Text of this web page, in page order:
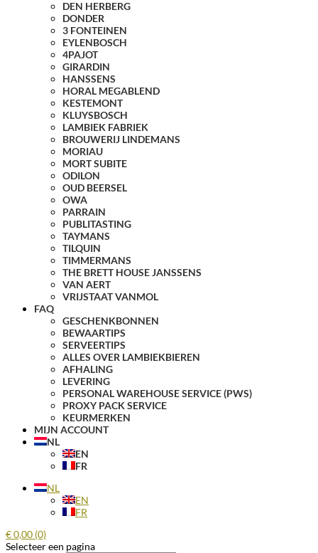
DEN HERBERG
DONDER
3 FONTEINEN
EYLENBOSCH
4PAJOT
GIRARDIN
HANSSENS
HORAL MEGABLEND
KESTEMONT
KLUYSBOSCH
LAMBIEK FABRIEK
BROUWERIJ LINDEMANS
MORIAU
MORT SUBITE
ODILON
OUD BEERSEL
OWA
PARRAIN
PUBLITASTING
TAYMANS
TILQUIN
TIMMERMANS
THE BRETT HOUSE JANSSENS
VAN AERT
VRIJSTAAT VANMOL
FAQ
GESCHENKBONNEN
BEWAARTIPS
SERVEERTIPS
ALLES OVER LAMBIEKBIEREN
AFHALING
LEVERING
PERSONAL WAREHOUSE SERVICE (PWS)
PROXY PACK SERVICE
KEURMERKEN
MIJN ACCOUNT
NL
EN
FR
NL
EN
FR
€0,00 (0)
Selecteer een pagina